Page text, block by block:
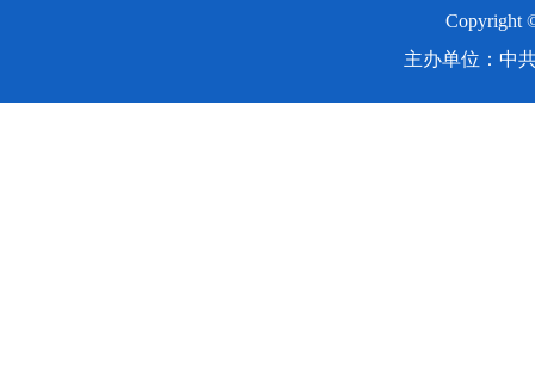
Copyright
主办单位：中